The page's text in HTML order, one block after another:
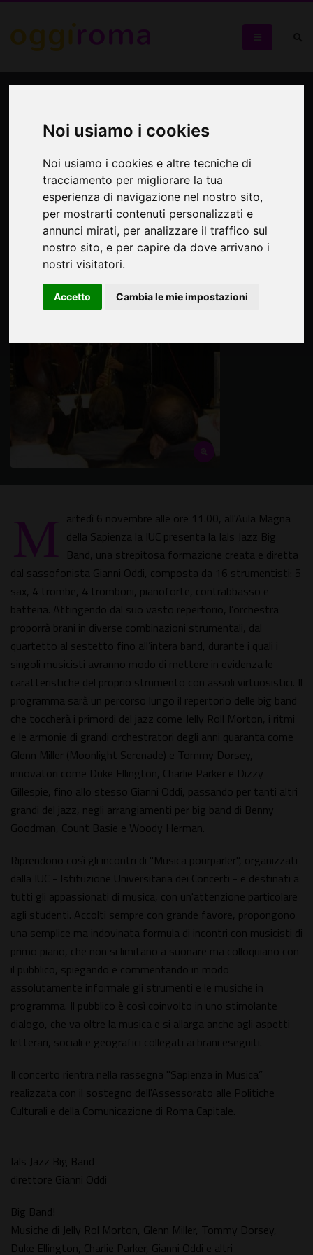
Noi usiamo i cookies
Noi usiamo i cookies e altre tecniche di
tracciamento per migliorare la tua
esperienza di navigazione nel nostro sito,
per mostrarti contenuti personalizzati e
annunci mirati, per analizzare il traffico sul
nostro sito, e per capire da dove arrivano i
nostri visitatori.
Accetto Cambia le mie impostazioni
Jazz all'Aula Magna della
Sapienza: "Musica
pourparler" - la musica
raccontata dagli interpreti
Jazz alla Sapienza
M artedì 6 novembre alle ore 11.00, all'Aula Magna
della Sapienza la IUC presenta la Ials Jazz Big
Band, una strepitosa formazione creata e diretta
dal sassofonista Gianni Oddi, composta da 16 strumentisti: 5
sax, 4 trombe, 4 tromboni, pianoforte, contrabbasso e
batteria. Attingendo dal suo vasto repertorio, l’orchestra
proporrà brani in diverse combinazioni strumentali, dal
quartetto al sestetto fino all’intera band, durante i quali i
singoli musicisti avranno modo di mettere in evidenza le
caratteristiche del proprio strumento con assoli virtuosistici. Il
programma sarà un percorso lungo il repertorio delle big band
che toccherà i primordi del jazz come Jelly Roll Morton, i ritmi
e le armonie di grandi orchestratori degli anni quaranta come
Glenn Miller (Moonlight Serenade) e Tommy Dorsey,
innovatori come Duke Ellington, Charlie Parker e Dizzy
Gillespie, fino allo stesso Gianni Oddi, passando per tanti altri
grandi del jazz, negli arrangiamenti per big band di Benny
Goodman, Count Basie e Woody Herman.
Riprendono così gli incontri di "Musica pourparler", organizzati
dalla IUC - Istituzione Universitaria dei Concerti - e destinati a
tutti gli appassionati di musica, con un'attenzione particolare
agli studenti. Accolti sempre con grande favore, propongono
una semplice ma indovinata formula di incontri con musicisti di
primo piano, che non si limitano a suonare ma colloquiano con
il pubblico, spiegando e commentando in modo
assolutamente informale gli strumenti e le musiche in
programma. Il pubblico è così coinvolto in uno stimolante
dialogo, che va oltre la musica e si allarga anche agli aspetti
letterari, sociali e geografici collegati ai brani eseguiti.
Il concerto rientra nella rassegna "Sapienza in Musica”
realizzata con il sostegno dell'Assessorato alle Politiche
Culturali e della Comunicazione di Roma Capitale.
Ials Jazz Big Band
direttore Gianni Oddi
Big Band!
Musiche di Jelly Rol Morton, Glenn Miller, Tommy Dorsey,
Duke Ellington, Charlie Parker, Gianni Oddi e altri